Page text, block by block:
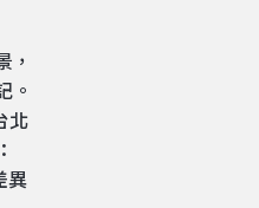
，
。
北
異